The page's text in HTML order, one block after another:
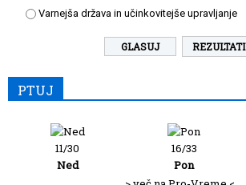
Varnejša država in učinkovitejše upravljanje
REZULTATI
PTUJ
11/30
Ned
16/33
Pon